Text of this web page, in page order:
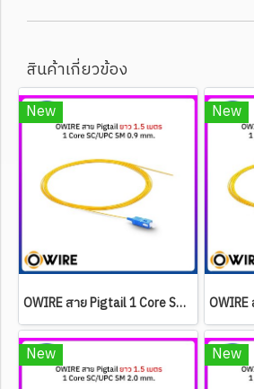
สินค้าเกี่ยวข้อง
New
OWIRE สาย Pigtail 1 Core SC/UPC SM 0.9 mm. ยาว 1.5 เมตร
New
New New